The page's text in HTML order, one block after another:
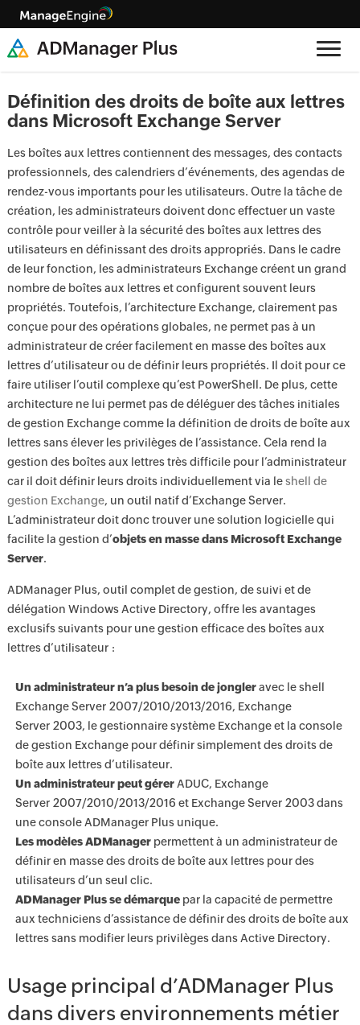
Définition des droits de boîte aux lettres
dans Microsoft Exchange Server
Les boîtes aux lettres contiennent des messages, des contacts
professionnels, des calendriers d’événements, des agendas de
rendez-vous importants pour les utilisateurs. Outre la tâche de
création, les administrateurs doivent donc effectuer un vaste
contrôle pour veiller à la sécurité des boîtes aux lettres des
utilisateurs en définissant des droits appropriés. Dans le cadre
de leur fonction, les administrateurs Exchange créent un grand
nombre de boîtes aux lettres et configurent souvent leurs
propriétés. Toutefois, l’architecture Exchange, clairement pas
conçue pour des opérations globales, ne permet pas à un
administrateur de créer facilement en masse des boîtes aux
lettres d’utilisateur ou de définir leurs propriétés. Il doit pour ce
faire utiliser l’outil complexe qu’est PowerShell. De plus, cette
architecture ne lui permet pas de déléguer des tâches initiales
de gestion Exchange comme la définition de droits de boîte aux
lettres sans élever les privilèges de l’assistance. Cela rend la
gestion des boîtes aux lettres très difficile pour l’administrateur
car il doit définir leurs droits individuellement via leshell de
gestion Exchange, un outil natif d’Exchange Server.
L’administrateur doit donc trouver une solution logicielle qui
facilite la gestion d’objets en masse dans Microsoft Exchange
Server.
ADManager Plus, outil complet de gestion, de suivi et de
délégation Windows Active Directory, offre les avantages
exclusifs suivants pour une gestion efficace des boîtes aux
lettres d’utilisateur :
Un administrateur n’a plus besoin de jongleravec le shell
Exchange Server 2007/2010/2013/2016, Exchange
Server 2003, le gestionnaire système Exchange et la console
de gestion Exchange pour définir simplement des droits de
boîte aux lettres d’utilisateur.
Un administrateur peut gérerADUC, Exchange
Server 2007/2010/2013/2016 et Exchange Server 2003 dans
une console ADManager Plus unique.
Les modèles ADManagerpermettent à un administrateur de
définir en masse des droits de boîte aux lettres pour des
utilisateurs d’un seul clic.
ADManager Plus se démarquepar la capacité de permettre
aux techniciens d’assistance de définir des droits de boîte aux
lettres sans modifier leurs privilèges dans Active Directory.
Usage principal d’ADManager Plus
dans divers environnements métier